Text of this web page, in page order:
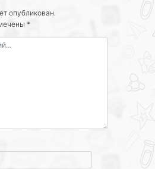
опубликован.
*